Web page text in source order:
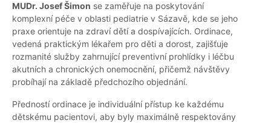
MUDr. Josef Šimon se zaměřuje na poskytování
komplexní péče v oblasti pediatrie v Sázavě, kde se jeho
praxe orientuje na zdraví dětí a dospívajících. Ordinace,
vedená praktickým lékařem pro děti a dorost, zajišťuje
rozmanité služby zahrnující preventivní prohlídky i léčbu
akutních a chronických onemocnění, přičemž návštěvy
probíhají na základě předchozího objednání.
Předností ordinace je individuální přístup ke každému
dětskému pacientovi, aby byly maximálně respektovány